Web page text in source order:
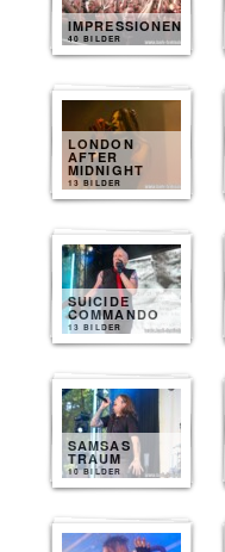
IMPRESSIONEN
40 BILDER
LONDON
AFTER
MIDNIGHT
13 BILDER
SUICIDE
COMMANDO
13 BILDER
SAMSAS
TRAUM
10 BILDER